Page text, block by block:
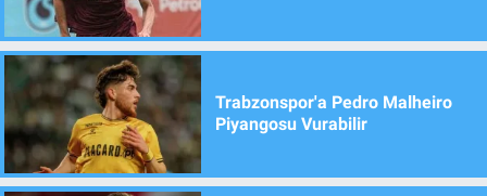
Trabzonspor'a Pedro Malheiro
Piyangosu Vurabilir